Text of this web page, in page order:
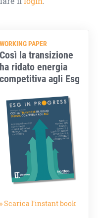
WORKING PAPER
Così la transizione
ha ridato energia
competitiva agli Esg
» Scarica l'instant book